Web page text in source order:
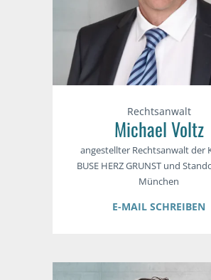
Rechtsanwalt
Michael Voltz
angestellter Rechtsanwalt der
BUSE HERZ GRUNST und
München
E-MAIL SCHREIBEN